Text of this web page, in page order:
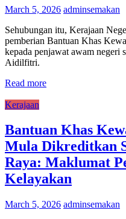
March 5, 2026 adminsemakan
Sehubungan itu, Kerajaan
pemberian Bantuan Khas
kepada penjawat awam negeri
Aidilfitri.
Read more
Kerajaan
Bantuan Khas
Mula Dikreditkan
Raya: Maklumat
Kelayakan
March 5, 2026 adminsemakan